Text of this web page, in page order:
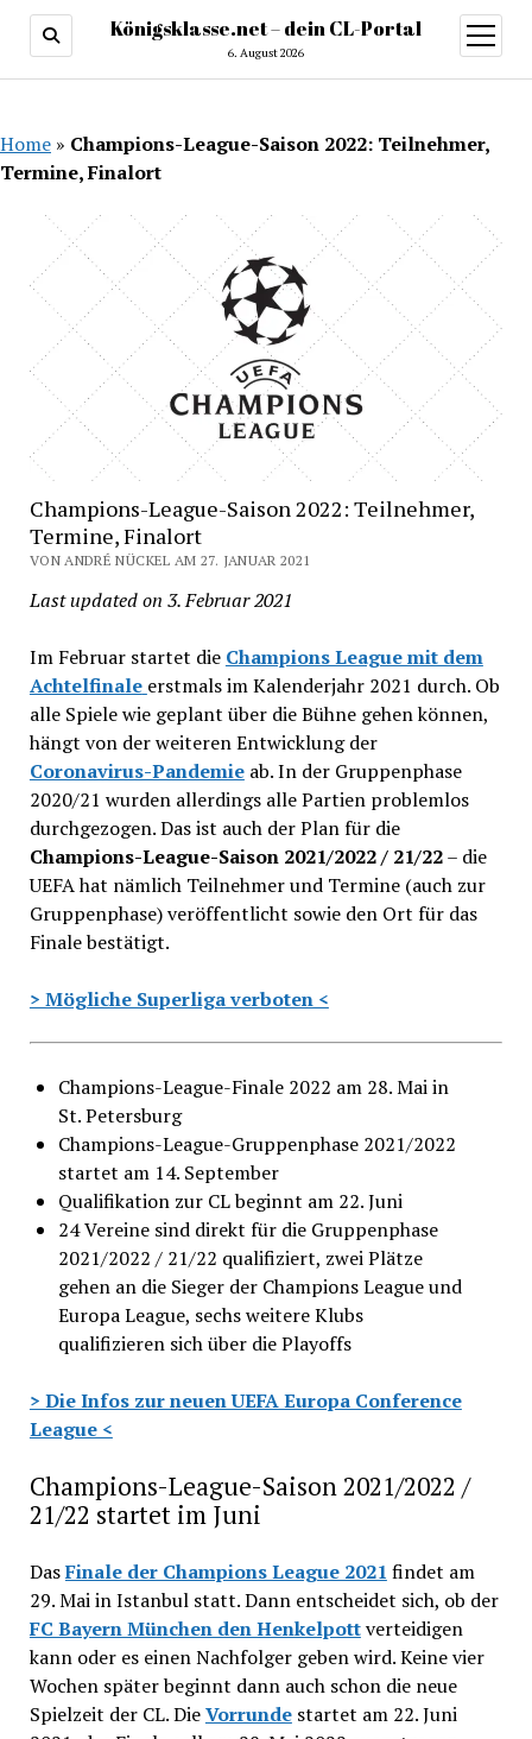
Königsklasse.net – dein CL-Portal
6. August 2026
Menü
öffnen
Home » Champions-League-Saison 2022: Teilnehmer,
Termine, Finalort
Champions-League-Saison 2022: Teilnehmer,
Termine, Finalort
VON ANDRÉ NÜCKEL AM 27. JANUAR 2021
Last updated on 3. Februar 2021
Im Februar startet die Champions League mit dem
Achtelfinale erstmals im Kalenderjahr 2021 durch. Ob
alle Spiele wie geplant über die Bühne gehen können,
hängt von der weiteren Entwicklung der
Coronavirus-Pandemieab. In der Gruppenphase
2020/21 wurden allerdings alle Partien problemlos
durchgezogen. Das ist auch der Plan für die
Champions-League-Saison 2021/2022 / 21/22– die
UEFA hat nämlich Teilnehmer und Termine (auch zur
Gruppenphase) veröffentlicht sowie den Ort für das
Finale bestätigt.
> Mögliche Superliga verboten <
Champions-League-Finale 2022 am 28. Mai in
St. Petersburg
Champions-League-Gruppenphase 2021/2022
startet am 14. September
Qualifikation zur CL beginnt am 22. Juni
24 Vereine sind direkt für die Gruppenphase
2021/2022 / 21/22 qualifiziert, zwei Plätze
gehen an die Sieger der Champions League und
Europa League, sechs weitere Klubs
qualifizieren sich über die Playoffs
> Die Infos zur neuen UEFA Europa Conference
League <
Champions-League-Saison 2021/2022 /
21/22 startet im Juni
DasFinale der Champions League 2021 findet am
29. Mai in Istanbul statt. Dann entscheidet sich, ob der
FC Bayern München den Henkelpottverteidigen
kann oder es einen Nachfolger geben wird. Keine vier
Wochen später beginnt dann auch schon die neue
Spielzeit der CL. DieVorrundestartet am 22. Juni